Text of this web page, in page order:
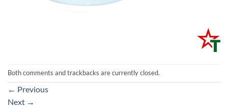
Both comments and trackbacks are currently closed.
← Previous
Next →